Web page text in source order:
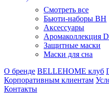
Смотреть все
Бьюти-наборы ВН
Аксессуары
Аромаколлекция
Защитные маски
Маски для сна
О бренде BELLEHOME клуб
Корпоративным клиентам
Контакты